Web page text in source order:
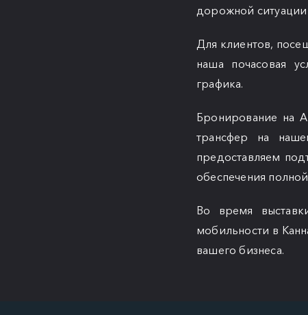
дорожной ситуации
Для клиентов,
наша почасовая
графика.
Бронирование на
трансфер на
предоставляем
обеспечения
Во время
мобильности в
вашего бизнеса.